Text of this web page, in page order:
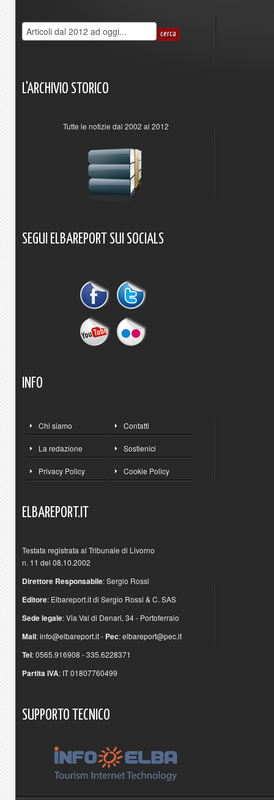
L'ARCHIVIO STORICO
Tutte le notizie dal 2002 al 2012
SEGUI ELBAREPORT SUI SOCIALS
INFO
Chi siamo Contatti
La redazione Sostienici
Privacy Policy Cookie Policy
ELBAREPORT.IT
Testata registrata al Tribunale di Livorno
n. 11 del 08.10.2002
Direttore Responsabile: Sergio Rossi
Editore: Elbareport.it di Sergio Rossi & C. SAS
Sede legale: Via Val di Denari, 34 - Portoferraio
Mail:info@elbareport.it- Pec:elbareport@pec.it
Tel: 0565.916908 - 335.6228371
Partita IVA: IT 01807760499
SUPPORTO TECNICO